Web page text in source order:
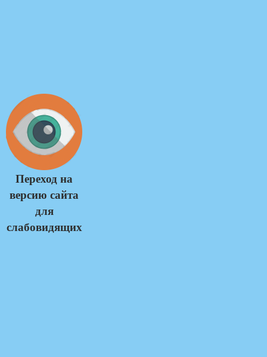
Переход на
версию сайта
для
слабовидящих